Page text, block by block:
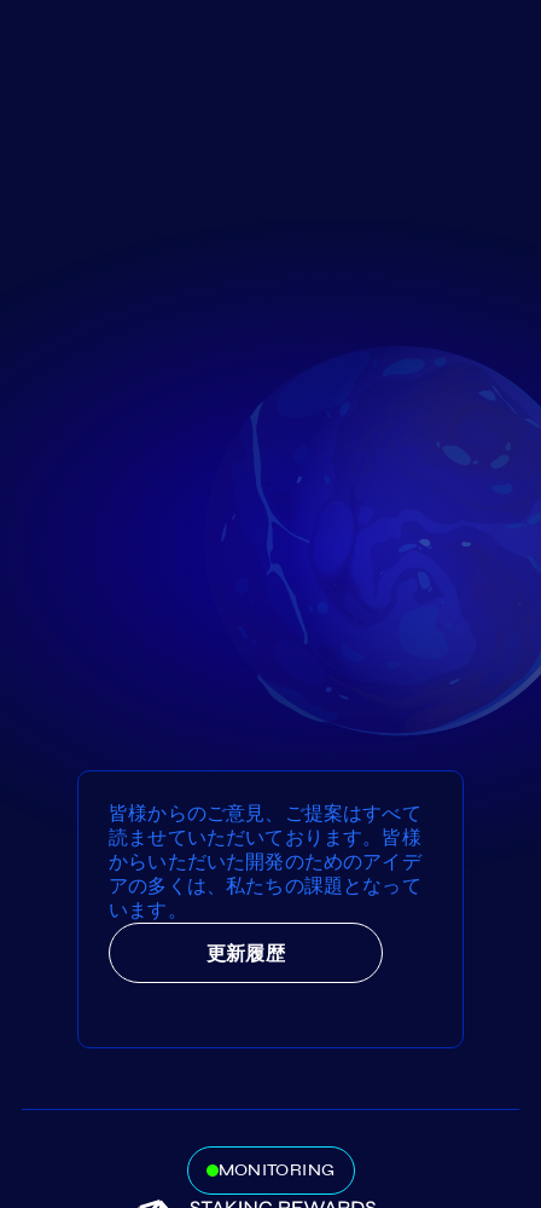
皆様からのご意見、ご提案はすべて
読ませていただいております。皆様
からいただいた開発のためのアイデ
アの多くは、私たちの課題となって
います。
更新履歴
MONITORING